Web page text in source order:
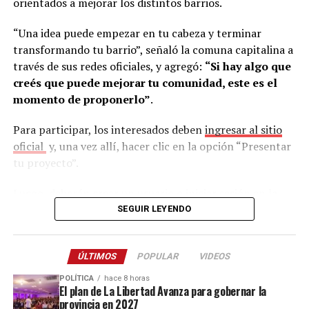
“Hoy es muy complejo. Cada vez que abrís una búsqueda,
sea presencial o digital, llegan muchísimos perfiles.
Muchas empresas no tienen un equipo de recursos
humanos y, aun teniéndolo, es muy difícil hacer frente a
esa cantidad de postulaciones”, señaló.
En ese contexto, afirmó que la Oficina de Empleo se
convierte en un aliado para simplificar el proceso.
función de la necesidad de la empresa. Así la tarea
resulta mucho más sencilla y ágil”, dijo a este medio el
director del área.
Y añadió: “Sabemos que hoy le está doliendo mucho a las
empresas, porque hoy es muy complejo, cada vez que
abrís una búsqueda, sea presencial o digital, en el caso
“Una idea puede empezar en tu cabeza y terminar
transformando tu barrio”, señaló la comuna capitalina a
través de sus redes oficiales, y agregó: “Si hay algo que
creés que puede mejorar tu comunidad, este es el
momento de proponerlo”.
Para participar, los interesados debeningresar al sitio
oficial y, una vez allí, hacer clic en la opción “Presentar
tu proyecto”.
plataforma MuniDigital, validando que corresponda a la
completar el formulario correspondiente antes de
enviar la propuesta.
SEGUIR LEYENDO
ÚLTIMOS POPULAR VIDEOS
POLÍTICA hace 8 horas
El plan de La Libertad Avanza para gobernar la
provincia en 2027